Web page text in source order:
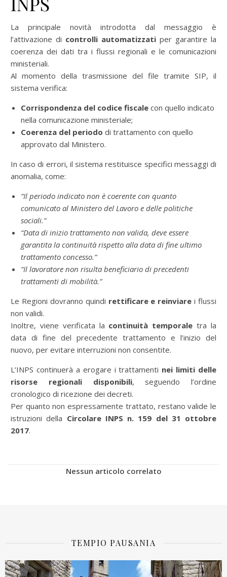
La principale novità introdotta dal messaggio è
l’attivazione di controlli automatizzati per garantire la
coerenza dei dati tra i flussi regionali e le comunicazioni
ministeriali.
Al momento della trasmissione del file tramite SIP, il
sistema verifica:
Corrispondenza del codice fiscale con quello indicato
nella comunicazione ministeriale;
Coerenza del periodo di trattamento con quello
approvato dal Ministero.
In caso di errori, il sistema restituisce specifici messaggi di
anomalia, come:
“Il periodo indicato non è coerente con quanto
comunicato al Ministero del Lavoro e delle politiche
sociali.”
“Data di inizio trattamento non valida, deve essere
garantita la continuità rispetto alla data di fine ultimo
trattamento concesso.”
“Il lavoratore non risulta beneficiario di precedenti
trattamenti di mobilità.”
Le Regioni dovranno quindi rettificare e reinviare i flussi
non validi.
Inoltre, viene verificata la continuità temporale tra la
data di fine del precedente trattamento e l’inizio del
nuovo, per evitare interruzioni non consentite.
L’INPS continuerà a erogare i trattamenti nei limiti delle
risorse regionali disponibili, seguendo l’ordine
cronologico di ricezione dei decreti.
Per quanto non espressamente trattato, restano valide le
istruzioni della Circolare INPS n. 159 del 31 ottobre
2017.
Nessun articolo correlato
TEMPIO PAUSANIA